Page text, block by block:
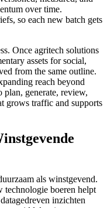
over time.
so each new batch gets
Once agritech solutions
assets for social,
from the same outline.
reach beyond
plan, generate, review,
grows traffic and supports
als winstgevend.
technologie boeren helpt
inzichten